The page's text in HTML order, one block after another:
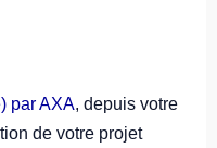
par AXA, depuis votre
de votre projet